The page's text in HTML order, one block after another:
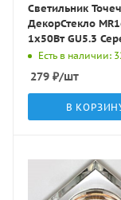
Светильник
ДекорСтекло
1х50Вт GU5.3 Серебро
D95х25мм IP20 D0801L
Есть в наличии:
279 ₽/шт
В